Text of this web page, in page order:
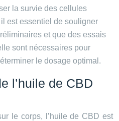
la survie des cellules
est essentiel de souligner
et que des essais
sont nécessaires pour
le dosage optimal.
l’huile de CBD
le corps, l’huile de CBD est